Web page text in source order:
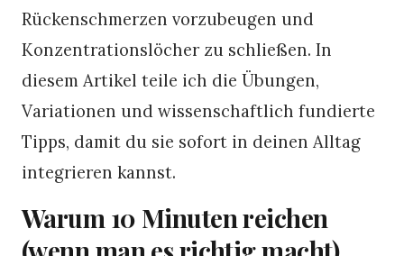
Rückenschmerzen vorzubeugen und
Konzentrationslöcher zu schließen. In
diesem Artikel teile ich die Übungen,
Variationen und wissenschaftlich fundierte
Tipps, damit du sie sofort in deinen Alltag
integrieren kannst.
Warum 10 Minuten reichen